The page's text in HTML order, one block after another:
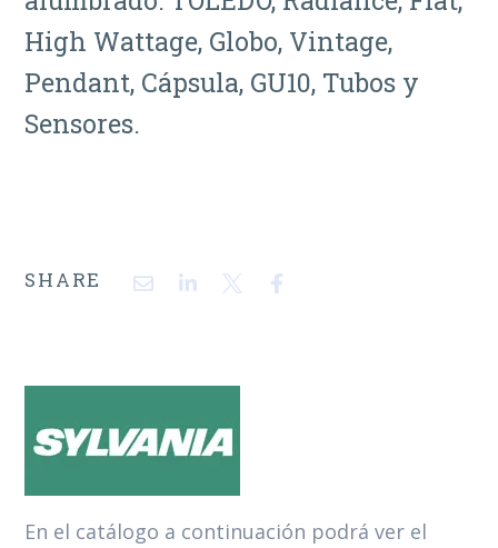
High Wattage, Globo, Vintage,
Pendant, Cápsula, GU10, Tubos y
Sensores.
SHARE
En el catálogo a continuación podrá ver el